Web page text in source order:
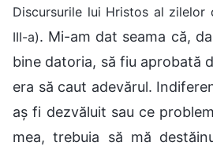
Discursurile lui Hristos al zilelor
III-a). Mi-am dat seama că,
bine datoria, să fiu aprobată
era să caut adevărul.
aș fi dezvăluit sau ce
mea, trebuia să mă